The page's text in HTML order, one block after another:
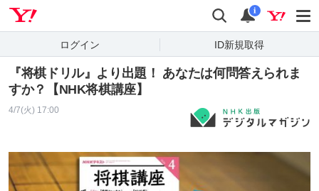
検索 通知
i
ログイン ID新規取得
『将棋ドリル』より出題！ あなたは何問答えられま
すか？【NHK将棋講座】
4/7(火) 17:00